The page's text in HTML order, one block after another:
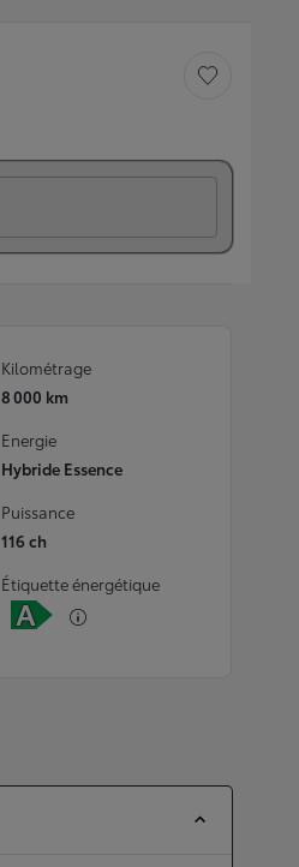
Sauvegarder le
Kilométrage
8 000 km
Energie
Hybride Essence
Puissance
116 ch
Étiquette énergétique